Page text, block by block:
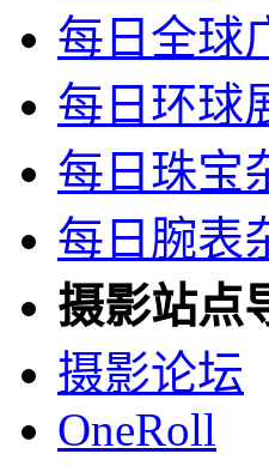
每日全球
每日环球
每日珠宝
每日腕表
摄影站点
摄影论坛
OneRoll